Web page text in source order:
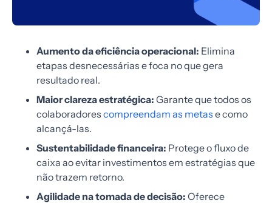
Aumento da eficiência operacional: Elimina
etapas desnecessárias e foca no que gera
resultado real.
Maior clareza estratégica: Garante que todos os
colaboradores compreendam as metas e como
alcançá-las.
Sustentabilidade financeira: Protege o fluxo de
caixa ao evitar investimentos em estratégias que
não trazem retorno.
Agilidade na tomada de decisão: Oferece